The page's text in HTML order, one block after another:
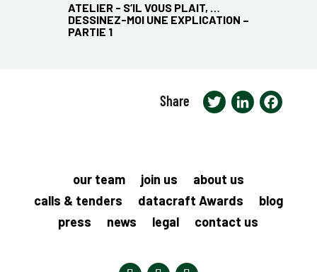
ATELIER - S’IL VOUS PLAIT, …
DESSINEZ-MOI UNE EXPLICATION –
PARTIE 1
Share TwitterLinkedIn
our team join us
about us
calls & tenders
datacraft Awards
blog
press
news legal contact us